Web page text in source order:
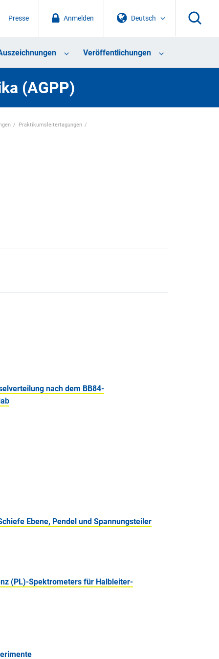
Deutsch
Anmelden
Presse
Veröffentlichungen
(AGPP)
Praktikumsleitertagungen
nach dem BB84-
Ebene, Pendel und Spannungsteiler
(PL)-Spektrometers für Halbleiter-